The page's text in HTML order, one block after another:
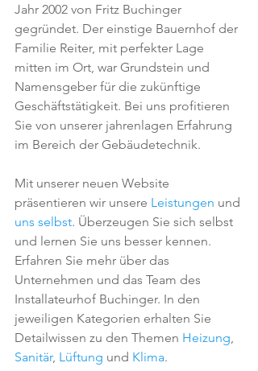
Jahr 2002 von Fritz Buchinger
gegründet. Der einstige Bauernhof der
Familie Reiter, mit perfekter Lage
mitten im Ort, war Grundstein und
Namensgeber für die zukünftige
Geschäftstätigkeit. Bei uns profitieren
Sie von unserer jahrenlagen Erfahrung
im Bereich der Gebäudetechnik.
Mit unserer neuen Website
präsentieren wir unsere Leistungen und
uns selbst. Überzeugen Sie sich selbst
und lernen Sie uns besser kennen.
Erfahren Sie mehr über das
Unternehmen und das Team des
Installateurhof Buchinger. In den
jeweiligen Kategorien erhalten Sie
Detailwissen zu den Themen Heizung,
Sanitär, Lüftung und Klima.